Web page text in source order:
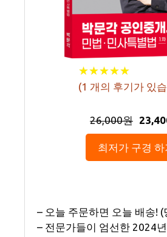
★★★★★
★★★★★
(1 개의 후기가 있
26,000원
최저가 구경 하
– 오늘 주문하면 오늘 배송! (
– 전문가들이 엄선한 2024